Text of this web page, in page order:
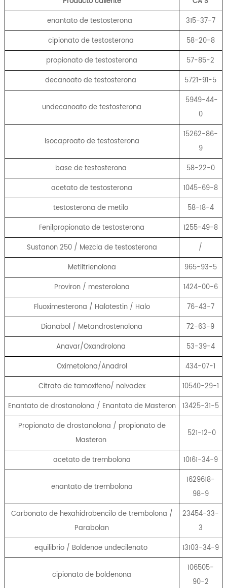
enantato de testosterona
315-37-7
cipionato de testosterona
58-20-8
propionato de testosterona
57-85-2
decanoato de testosterona
5721-91-5
undecanoato de testosterona
5949-44-
0
Isocaproato de testosterona
15262-86-
9
base de testosterona
58-22-0
acetato de testosterona
1045-69-8
testosterona de metilo
58-18-4
Fenilpropionato de testosterona
1255-49-8
Sustanon 250 / Mezcla de testosterona
/
Metiltrienolona
965-93-5
Proviron / mesterolona
1424-00-6
Fluoximesterona / Halotestin / Halo
76-43-7
Dianabol / Metandrostenolona
72-63-9
Anavar/Oxandrolona
53-39-4
Oximetolona/Anadrol
434-07-1
Citrato de tamoxifeno/ nolvadex
10540-29-1
Enantato de drostanolona / Enantato de Masteron 13425-31-5
Propionato de drostanolona / propionato de
Masteron
521-12-0
acetato de trembolona 10161-34-9
enantato de trembolona
1629618-
98-9
Carbonato de hexahidrobencilo de trembolona /
Parabolan
23454-33-
3
equilibrio / Boldenoe undecilenato
13103-34-9
cipionato de boldenona
106505-
90-2